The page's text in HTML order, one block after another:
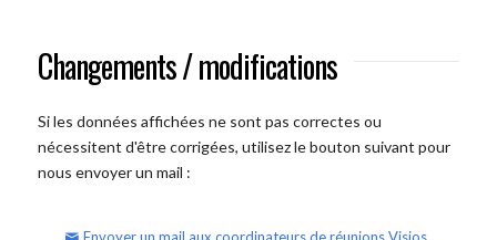
Changements / modifications
Si les données affichées ne sont pas correctes ou
nécessitent d'être corrigées, utilisez le bouton suivant pour
nous envoyer un mail :